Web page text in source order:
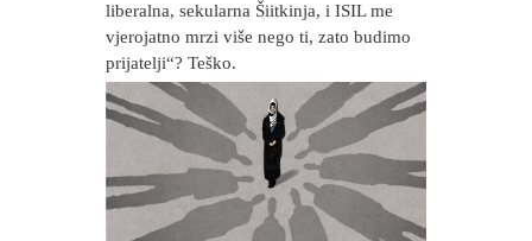
liberalna, sekularna Šiitkinja, i ISIL me
vjerojatno mrzi više nego ti, zato budimo
prijatelji“? Teško.